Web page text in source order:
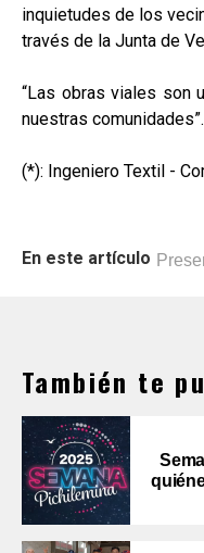
inquietudes de los
través de la Junta de
“Las obras viales son
nuestras comunidades”.
(*): Ingeniero Textil -
En este artículo
También te